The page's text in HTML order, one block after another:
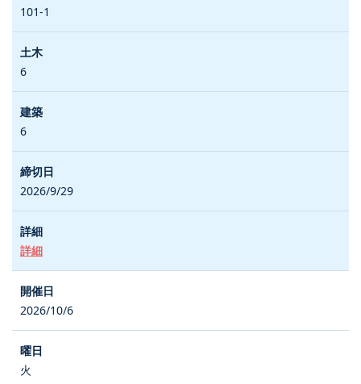
101-1
6
6
2026/9/29
詳細
2026/10/6
火